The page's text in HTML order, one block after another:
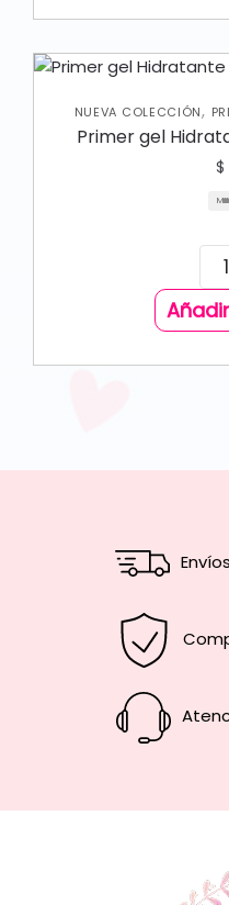
NUEVA COLECCIÓN,
Primer gel
$